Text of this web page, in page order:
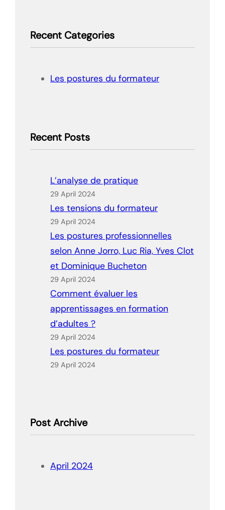
c
h
Recent Categories
Les postures du formateur
Recent Posts
L’analyse de pratique
29 April 2024
Les tensions du formateur
29 April 2024
Les postures professionnelles
selon Anne Jorro, Luc Ria, Yves Clot
et Dominique Bucheton
29 April 2024
Comment évaluer les
apprentissages en formation
d’adultes ?
29 April 2024
Les postures du formateur
29 April 2024
Post Archive
April 2024